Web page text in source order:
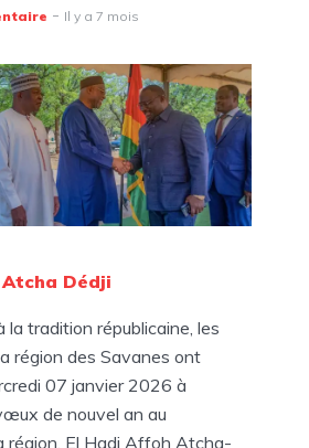
Il y a 7 mois
Dédji
la tradition républicaine, les
région des Savanes ont
07 janvier 2026 à
de nouvel an au
région, El Hadj Affoh Atcha-